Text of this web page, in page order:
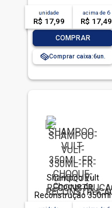
unidade
R$ 17,99
acima de 6
R$ 17,49
COMPRAR
Comprar caixa:6
Shampoo Vult
Choque de
Reconstrução 350ml